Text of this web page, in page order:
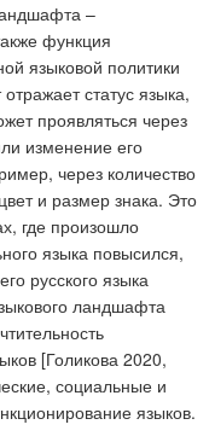
–
функция
языковой политики
статус языка,
проявляться через
изменение его
через количество
и размер знака. Это
где произошло
языка повысился,
русского языка
ландшафта
[Голикова 2020,
социальные и
языков.